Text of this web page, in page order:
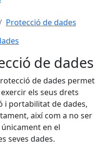
Protecció de dades
de dades
de dades permet
els seus drets
i portabilitat de dades,
així com a no ser
en el
seves dades.